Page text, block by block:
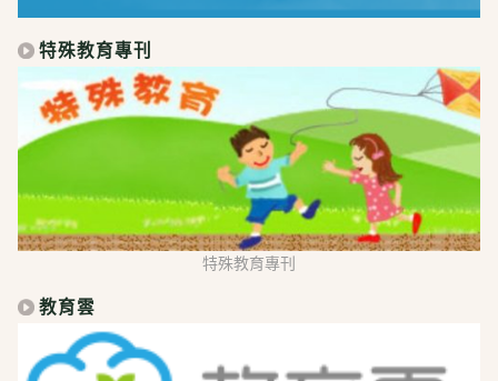
特殊教育專刊
特殊教育專刊
教育雲